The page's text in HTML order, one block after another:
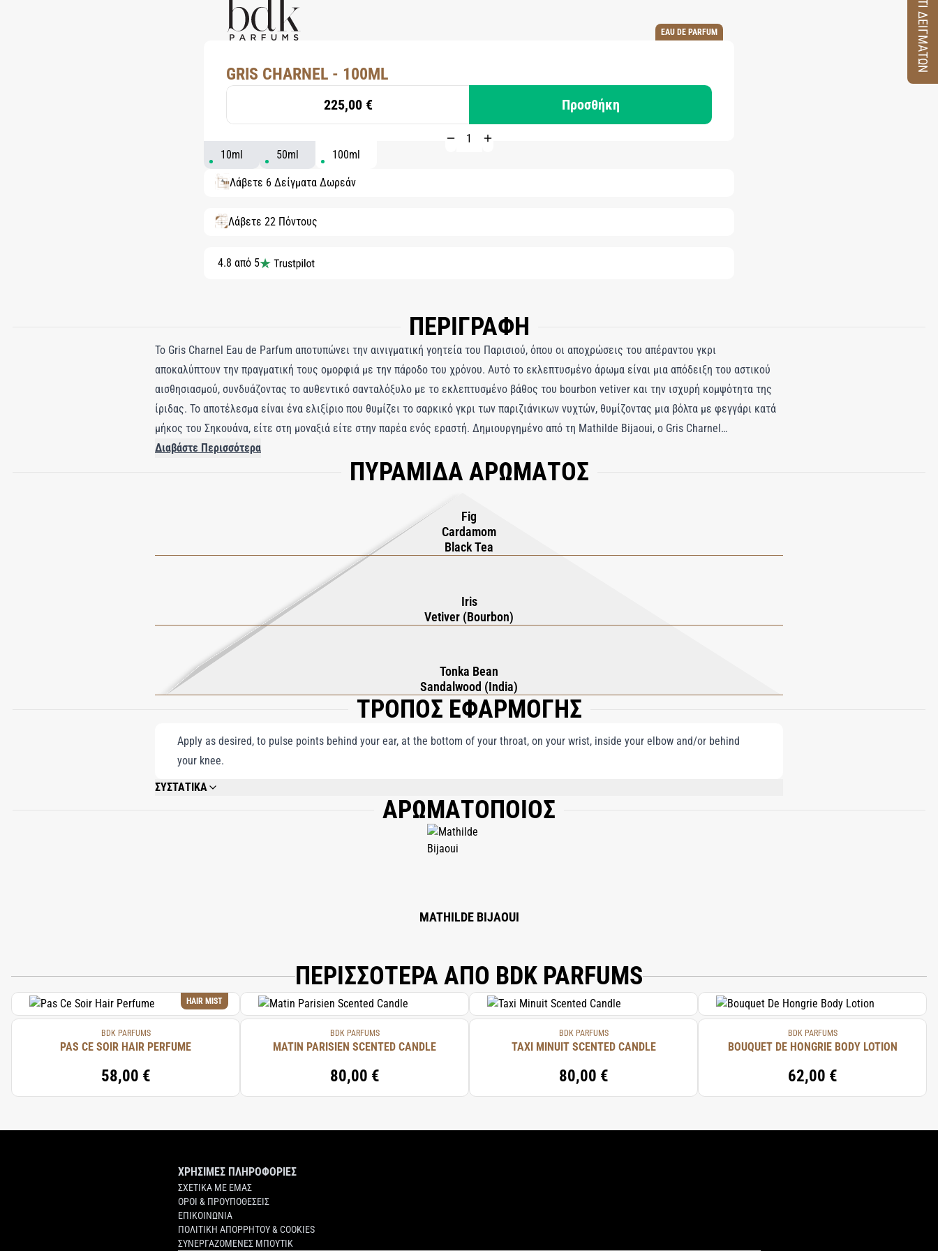
EAU DE PARFUM
GRIS CHARNEL - 100ML
225,00 € Προσθήκη
10ml 50ml 100ml
Λάβετε 6 Δείγματα Δωρεάν
Λάβετε 22 Πόντους
4.8 από 5
ΠΕΡΙΓΡΑΦΗ
Το Gris Charnel Eau de Parfum αποτυπώνει την αινιγματική γοητεία του Παρισιού, όπου οι αποχρώσεις του απέραντου γκρι
αποκαλύπτουν την πραγματική τους ομορφιά με την πάροδο του χρόνου. Αυτό το εκλεπτυσμένο άρωμα είναι μια απόδειξη του αστικού
αισθησιασμού, συνδυάζοντας το αυθεντικό σανταλόξυλο με το εκλεπτυσμένο βάθος του bourbon vetiver και την ισχυρή κομψότητα της
ίριδας. Το αποτέλεσμα είναι ένα ελιξίριο που θυμίζει το σαρκικό γκρι των παριζιάνικων νυχτών, θυμίζοντας μια βόλτα με φεγγάρι κατά
μήκος του Σηκουάνα, είτε στη μοναξιά είτε στην παρέα ενός εραστή. Δημιουργημένο από τη Mathilde Bijaoui, ο Gris Charnel
ξεδιπλώνεται με μια λεπτή αλληλεπίδραση της πούδρας ίριδας απόλυτου και βαθιού, ρητινώδους Cistus, που ενσαρκώνει έναν χορό
φωτός και σκιάς. Το άρωμα εγκαθίσταται σε μια πλούσια βάση από σανταλόξυλο, bourbon vetiver και σπόρος τόνκα, δημιουργώντας μια
συναντήσεων και την πολυτελή αγκαλιά των λευκών σεντονιών κάτω από το πρωινό φως.
Διαβάστε Περισσότερα
ΠΥΡΑΜΙΔΑ ΑΡΩΜΑΤΟΣ
Fig
Cardamom
Black Tea
Iris
Vetiver (Bourbon)
Tonka Bean
Sandalwood (India)
ΤΡΟΠΟΣ ΕΦΑΡΜΟΓΗΣ
Apply as desired, to pulse points behind your ear, at the bottom of your throat, on your wrist, inside your elbow and/or behind
your knee.
ΣΥΣΤΑΤΙΚΑ
ALCOHOL DENAT., PARFUM (FRAGRANCE), AQUA (WATER), ETHYLHEXYL METHOXY- CINNAMATE, COUMARIN, ALPHA-ISO- METHYL IONONE, BUTYL METHOXY-
DIBENZOYLMETHANE, ISOEUGENOL, ALCOHOL, LINALOOL, TRIS (TETRAMETHYLHYDROXYPIPERIDI- NOL) CITRATE, LIMONENE, GERANIOL, CITRAL, CI 61570
(GREEN 5), CI 14700 (RED 4), CI 60730 (EXT VIOLET 2), BHT, CI 19140 (YELLOW 5).
ΑΡΩΜΑΤΟΠΟΙΟΣ
MATHILDE BIJAOUI
ΠΕΡΙΣΣΟΤΕΡΑ ΑΠΟ BDK PARFUMS
HAIR MIST
BDK PARFUMS
PAS CE SOIR HAIR PERFUME
58,00 €
BDK PARFUMS
MATIN PARISIEN SCENTED CANDLE
80,00 €
BDK PARFUMS
TAXI MINUIT SCENTED CANDLE
80,00 €
BDK PARFUMS
BOUQUET DE HONGRIE BODY LOTION
62,00 €
ΧΡΗΣΙΜΕΣ ΠΛΗΡΟΦΟΡΙΕΣ
ΣΧΕΤΙΚΑ ΜΕ ΕΜΑΣ
ΟΡΟΙ & ΠΡΟΥΠΟΘΕΣΕΙΣ
ΕΠΙΚΟΙΝΩΝΙΑ
ΠΟΛΙΤΙΚΗ ΑΠΟΡΡΗΤΟΥ & COOKIES
ΣΥΝΕΡΓΑΖΟΜΕΝΕΣ ΜΠΟΥΤΙΚ
ΚΟΥΤΙ ΔΕΙΓΜΑΤΩΝ